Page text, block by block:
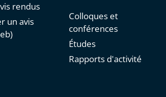
rendus
un avis
Colloques et
conférences
Études
Rapports d'activité